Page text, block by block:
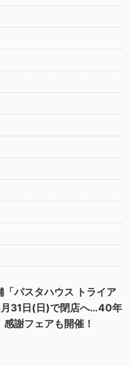
「パスタハウス トライア
31日(日)で閉店へ…40年
謝フェアも開催！